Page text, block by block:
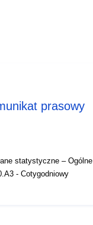
prasowy
statystyczne – Ogólne
- Cotygodniowy